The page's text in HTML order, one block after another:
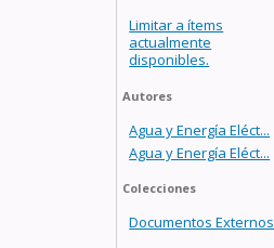
Limitar a ítems
actualmente
disponibles.
Autores
Agua y Energía Eléct...
Agua y Energía Eléct...
Colecciones
Documentos Externos